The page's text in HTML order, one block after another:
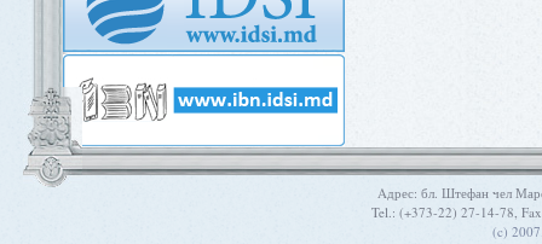
Aдрес: бл. Штефан чел
Tel.: (+373-22) 27-14-78,
(c)